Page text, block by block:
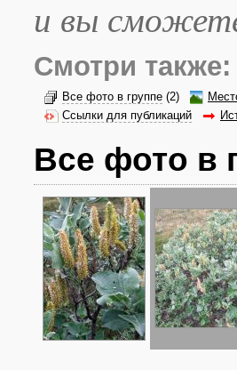
и вы
Смотри также:
Все фото в группе (2)
Ссылки для публикаций
Все фото в